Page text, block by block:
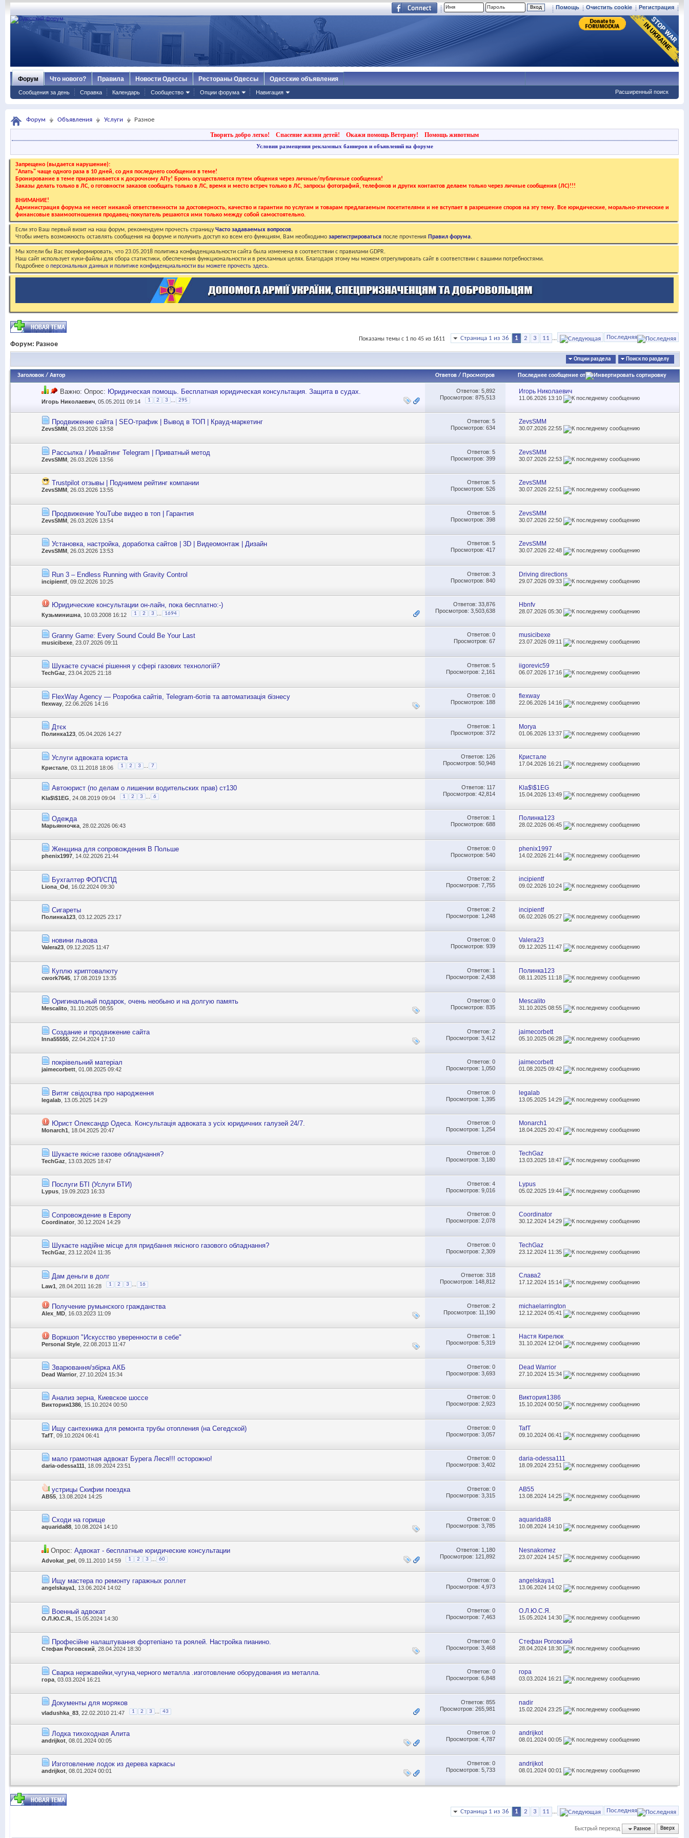
Регистрация
Очистить cookie
Помощь
Форум
Сообщения за день Справка Календарь Сообщество Опции форума Навигация
Что нового? Правила Новости Одессы Рестораны Одессы Одесские объявления
Расширенный поиск
Форум Объявления Услуги Разное
Творить добро легко! Спасение жизни детей! Окажи помощь Ветерану! Помощь животным
Условия размещения рекламных баннеров и объявлений на форуме
Запрещено (выдается нарушение):
"Апать" чаще одного раза в 10 дней, со дня последнего сообщения в теме!
Бронирование в теме приравнивается к досрочному АПу! Бронь осуществляется путем общения через личные/публичные сообщения!
Заказы делать только в ЛС, о готовности заказов сообщать только в ЛС, время и место встреч только в ЛС, запросы фотографий, телефонов и других контактов делаем только через личные сообщения (ЛС)!!!
ВНИМАНИЕ!
Администрация форума не несет никакой ответственности за достоверность, качество и гарантии по услугам и товарам предлагаемым посетителями и не вступает в разрешение споров на эту тему. Все юридические, морально-этические и
финансовые взаимоотношения продавец-покупатель решаются ими только между собой самостоятельно.
Если это Ваш первый визит на наш форум, рекомендуем прочесть страницуЧасто задаваемых вопросов.
Чтобы иметь возможность оставлять сообщения на форуме и получить доступ ко всем его функциям, Вам необходимо зарегистрироваться после прочтения Правил форума.
Мы хотели бы Вас поинформировать, что 23.05.2018 политика конфиденциальности сайта была изменена в соответствии с правилами GDPR.
Наш сайт использует куки-файлы для сбора статистики, обеспечения функциональности и в рекламных целях. Благодаря этому мы можем отрегулировать сайт в соответствии с вашими потребностями.
Подробнее о персональных данных и политике конфиденциальности вы можете прочесть здесь.
Страница 1 из 36 1 2 3 11 ... Последняя
Показаны темы с 1 по 45 из 1611
Форум: Разное
Опции раздела Поиск по разделу
Заголовок / Автор Ответов/ Просмотров Последнее сообщение от
Важно: Опрос: Юридическая помощь. Бесплатная юридическая консультация. Защита в судах.
Игорь Николаевич , 05.05.2011 09:14 1 2 3 295
Ответов: 5,892
Просмотров: 875,513
Игорь Николаевич
11.06.2026 13:10
Продвижение сайта | SEO-трафик | Вывод в ТОП | Крауд-маркетинг
ZevsSMM , 26.03.2026 13:58
Ответов: 5
Просмотров: 634
ZevsSMM
30.07.202622:55
Рассылка / Инвайтинг Telegram | Приватный метод
ZevsSMM , 26.03.2026 13:56
Ответов: 5
Просмотров: 399
ZevsSMM
30.07.202622:53
Trustpilot отзывы | Поднимем рейтинг компании
ZevsSMM , 26.03.2026 13:55
Ответов: 5
Просмотров: 526
ZevsSMM
30.07.202622:51
Продвижение YouTube видео в топ | Гарантия
ZevsSMM , 26.03.2026 13:54
Ответов: 5
Просмотров: 398
ZevsSMM
30.07.202622:50
Установка, настройка, доработка сайтов | 3D | Видеомонтаж | Дизайн
ZevsSMM , 26.03.2026 13:53
Ответов: 5
Просмотров: 417
ZevsSMM
30.07.202622:48
Run 3 – Endless Running with Gravity Control
incipientf , 09.02.2026 10:25
Ответов: 3
Просмотров: 840
Driving directions
29.07.202609:33
Юридические консультации он-лайн, пока бесплатно:-)
Кузьминишна , 10.03.2008 16:12 1 2 3 1694
Ответов: 33,876
Просмотров: 3,503,638
Hbnfv
28.07.202605:30
Granny Game: Every Sound Could Be Your Last
musicibexe , 23.07.2026 09:11
Ответов: 0
Просмотров: 67
musicibexe
23.07.202609:11
Шукаєте сучасні рішення у сфері газових технологій?
TechGaz , 23.04.2025 21:18
Ответов: 5
Просмотров: 2,161
iigorevic59
06.07.2026 17:16
FlexWay Agency — Розробка сайтів, Telegram-ботів та автоматизація бізнесу
flexway , 22.06.2026 14:16
Ответов: 0
Просмотров: 188
flexway
22.06.202614:16
Дтєк
Полинка123 , 05.04.2026 14:27
Ответов: 1
Просмотров: 372
Morya
01.06.2026 13:37
Услуги адвоката юриста
Кристале , 03.11.2018 18:06 1 2 3 7
Ответов: 126
Просмотров: 50,948
Кристале
17.04.2026 16:21
Автоюрист (по делам о лишении водительских прав) ст130
Kla$\$1EG , 24.08.2019 09:04 1 2 3 6
Ответов: 117
Просмотров: 42,814
Kla$\$1EG
15.04.2026 13:49
Одежда
Марьянночка , 28.02.2026 06:43
Ответов: 1
Просмотров: 688
Полинка123
28.02.202606:45
Женщина для сопровождения В Польше
phenix1997 , 14.02.2026 21:44
Ответов: 0
Просмотров: 540
phenix1997
14.02.202621:44
Бухгалтер ФОП/СПД
Liona_Od , 16.02.2024 09:30
Ответов: 2
Просмотров: 7,755
incipientf
09.02.2026 10:24
Сигареты
Полинка123 , 03.12.2025 23:17
Ответов: 2
Просмотров: 1,248
incipientf
06.02.202605:27
новини львова
Valera23, 09.12.2025 11:47
Ответов: 0
Просмотров: 939
Valera23
09.12.2025 11:47
Куплю криптовалюту
cwork7645 , 17.08.2019 13:35
Ответов: 1
Просмотров: 2,438
Полинка123
08.11.2025 11:18
Оригинальный подарок, очень необыно и на долгую память
Mescalito , 31.10.2025 08:55
Ответов: 0
Просмотров: 835
Mescalito
31.10.202508:55
Cоздание и продвижение сайта
Inna55555 , 22.04.2024 17:10
Ответов: 2
Просмотров: 3,412
jaimecorbett
05.10.202506:28
покрівельний матеріал
jaimecorbett , 01.08.2025 09:42
Ответов: 0
Просмотров: 1,050
jaimecorbett
01.08.202509:42
Витяг свідоцтва про народження
legalab , 13.05.2025 14:29
Ответов: 0
Просмотров: 1,395
legalab
13.05.2025 14:29
Юрист Олександр Одеса. Консультація адвоката з усіх юридичних галузей 24/7.
Monarch1 , 18.04.2025 20:47
Ответов: 0
Просмотров: 1,254
Monarch1
18.04.202520:47
Шукаєте якісне газове обладнання?
TechGaz , 13.03.2025 18:47
Ответов: 0
Просмотров: 3,180
TechGaz
13.03.202518:47
Послуги БТІ (Услуги БТИ)
Lypus , 19.09.2023 16:33
Ответов: 4
Просмотров: 9,016
Lypus
05.02.2025 19:44
Сопровождение в Европу
Coordinator , 30.12.2024 14:29
Ответов: 0
Просмотров: 2,078
Coordinator
30.12.2024 14:29
Шукаєте надійне місце для придбання якісного газового обладнання?
TechGaz , 23.12.2024 11:35
Ответов: 0
Просмотров: 2,309
TechGaz
23.12.2024 11:35
Дам деньги в долг
Law1 , 28.04.2011 16:28 1 2 3 16
Ответов: 318
Просмотров: 148,812
Слава2
17.12.2024 15:14
Получение румынского гражданства
Alex_MD , 16.03.2023 11:09
Ответов: 2
Просмотров: 11,190
michaelarrington
12.12.202405:41
Воркшоп "Искусство уверенности в себе"
Personal Style , 22.08.2013 11:47
Ответов: 1
Просмотров: 5,319
Настя Кирелюк
31.10.2024 12:04
Зварювання/збірка АКБ
Dead Warrior , 27.10.2024 15:34
Ответов: 0
Просмотров: 3,693
Dead Warrior
27.10.2024 15:34
Анализ зерна, Киевское шоссе
Виктория1386, 15.10.2024 00:50
Ответов: 0
Просмотров: 2,923
Виктория1386
15.10.202400:50
Ищу сантехника для ремонта трубы отопления (на Сегедской)
TafT , 09.10.2024 06:41
Ответов: 0
Просмотров: 3,057
TafT
09.10.202406:41
мало грамотная адвокат Бурега Леся!!! осторожно!
daria-odessa111, 18.09.2024 23:51
Ответов: 0
Просмотров: 3,402
daria-odessa111
18.09.202423:51
устрицы Скифии поездка
АВ55 , 13.08.2024 14:25
Ответов: 0
Просмотров: 3,315
АВ55
13.08.2024 14:25
Сходи на горище
aquarida88 , 10.08.2024 14:10
Ответов: 0
Просмотров: 3,785
aquarida88
10.08.2024 14:10
Опрос: Адвокат - бесплатные юридические консультации
Advokat_pel , 09.11.2010 14:59 1 2 3 60
Ответов: 1,180
Просмотров: 121,892
Nesnakomez
23.07.2024 14:57
Ищу мастера по ремонту гаражных роллет
angelskaya1 , 13.06.2024 14:02
Ответов: 0
Просмотров: 4,973
angelskaya1
13.06.2024 14:02
Военный адвокат
О.Л.Ю.С.Я. , 15.05.2024 14:30
Ответов: 0
Просмотров: 7,463
О.Л.Ю.С.Я.
15.05.202414:30
Професійне налаштування фортепіано та роялей. Настройка пианино.
Стефан Роговский , 28.04.2024 18:30
Ответов: 0
Просмотров: 3,468
Стефан Роговский
28.04.2024 18:30
Сварка нержавейки,чугуна,черного металла .изготовление оборудования из металла.
гора , 03.03.2024 16:21
Ответов: 0
Просмотров: 6,848
гора
03.03.202416:21
Документы для моряков
vladushka_83 , 22.02.2010 21:47 1 2 3 43
Ответов: 855
Просмотров: 265,981
nadir
15.02.202423:25
Лодка тихоходная Алита
andrijkot , 08.01.2024 00:05
Ответов: 0
Просмотров: 4,787
andrijkot
08.01.202400:05
Изготовление лодок из дерева каркасы
andrijkot , 08.01.2024 00:01
Ответов: 0
Просмотров: 5,733
andrijkot
08.01.202400:01
Страница 1 из 36 1 2 3 11 Последняя
Быстрый переход Разное Вверх